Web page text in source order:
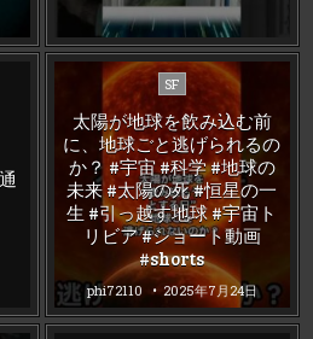
Posted
SF
太陽が地球を飲み込む前
に、地球ごと逃げられるの
か？ #宇宙 #科学 #地球の
未来 #太陽の死 #恒星の一
生 #引っ越す地球 #宇宙ト
リビア #ショート動画
#shorts
phi72110 2025年7月24日